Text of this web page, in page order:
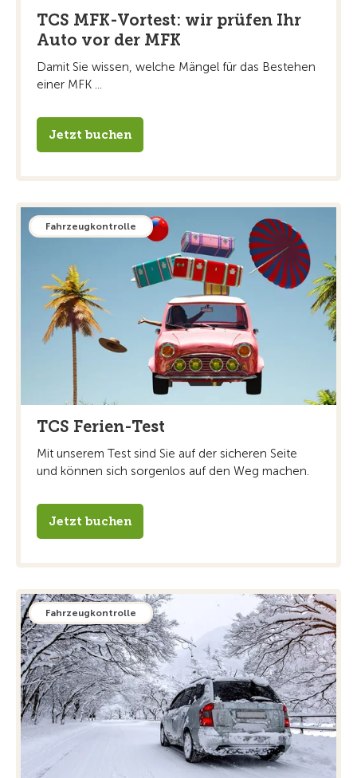
TCS MFK-Vortest: wir prüfen Ihr
Auto vor der MFK
Damit Sie wissen, welche Mängel für das Bestehen
einer MFK ...
Jetzt buchen
Fahrzeugkontrolle
TCS Ferien-Test
Mit unserem Test sind Sie auf der sicheren Seite
und können sich sorgenlos auf den Weg machen.
Jetzt buchen
Fahrzeugkontrolle